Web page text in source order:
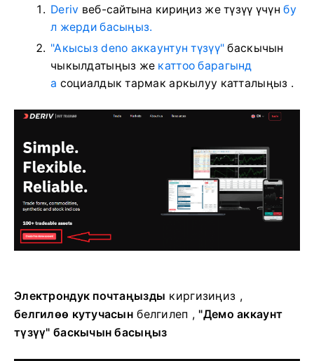
Deriv веб-сайтына кириңиз жетүзүү үчүнбу
л жерди басыңыз.
"Акысыз deno аккаунтун түзүү" баскычын
чыкылдатыңыз же каттоо барагынд
а социалдык тармак аркылуу катталыңыз .
Электрондук почтаңызды киргизиңиз ,
белгилөө кутучасын белгилеп , "Демо аккаунт
түзүү" баскычын басыңыз